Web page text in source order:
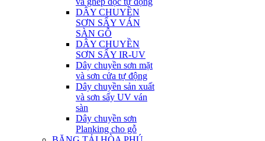
DÂY CHUYỀN
SƠN SẤY VÁN
SÀN GỖ
DÂY CHUYỀN
SƠN SẤY IR-UV
Dây chuyền sơn mặt
và sơn cửa tự động
Dây chuyền sản xuất
và sơn sấy UV ván
sàn
Dây chuyền sơn
Planking cho gỗ